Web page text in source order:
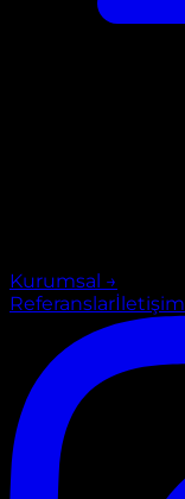
Kurumsal →
Referanslarİletişim